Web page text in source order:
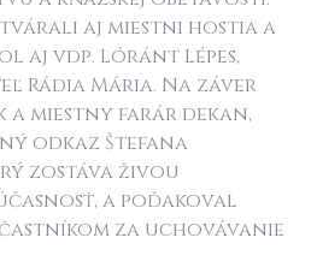
aj miestni hostia a
aj vdp. Lóránt Lépes,
Rádia Mária. Na záver
a miestny farár dekan,
odkaz Štefana
zostáva živou
a poďakoval
za uchovávanie